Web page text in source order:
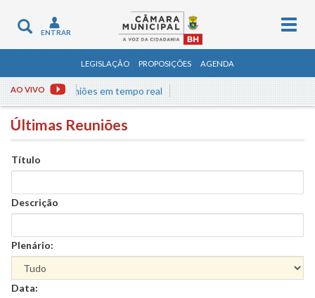
Toggle
navigation
ENTRAR
LEGISLAÇÃO PROPOSIÇÕES AGENDA
AO VIVO
às reuniões em tempo real
Últimas Reuniões
Título
Descrição
Plenário:
Data: